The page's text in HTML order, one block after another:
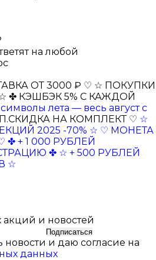
на любой
ОТ 3000 ₽ ♡ ☆ ПОКУПКИ
✤ КЭШБЭК 5% С КАЖДОЙ
лета — весь август с
НА КОМПЛЕКТ ♡ ☆
2025 -70% ☆ ♡ МОНЕТА
✤ + 1 000 РУБЛЕЙ
✤ ☆ + 500 РУБЛЕЙ
☆
акций и новостей
Подписаться
новости и даю согласие на
данных